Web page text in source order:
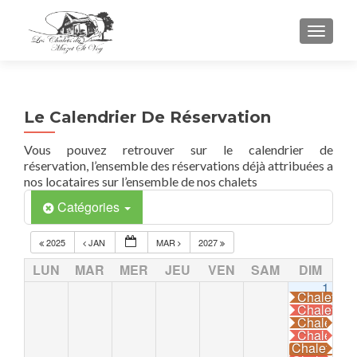
Le Calendrier De Réservation
Vous pouvez retrouver sur le calendrier de
réservation, l’ensemble des réservations déjà attribuées a
nos locataires sur l’ensemble de nos chalets
Catégories
2025 JAN MAR 2027
LUN MAR MER JEU VEN SAM
DIM
1
Chalet La
Chalet La
Chalet La
Chalet La
Chalet La